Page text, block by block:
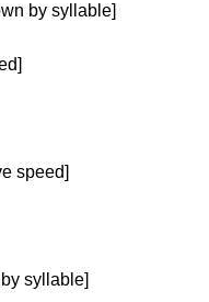
by syllable]
speed]
syllable]